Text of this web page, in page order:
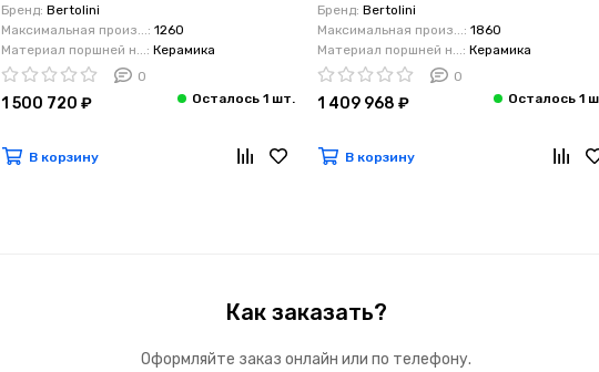
Бренд: Bertolini
Максимальная произ...: 1260
Материал поршней н...: Керамика
0
1 500 720 ₽
В корзину
Бренд: Bertolini
Максимальная произ...: 1860
Материал поршней н...: Керамика
0
1 409 968 ₽
В корзину
Как заказать?
Оформляйте заказ онлайн или по телефону.